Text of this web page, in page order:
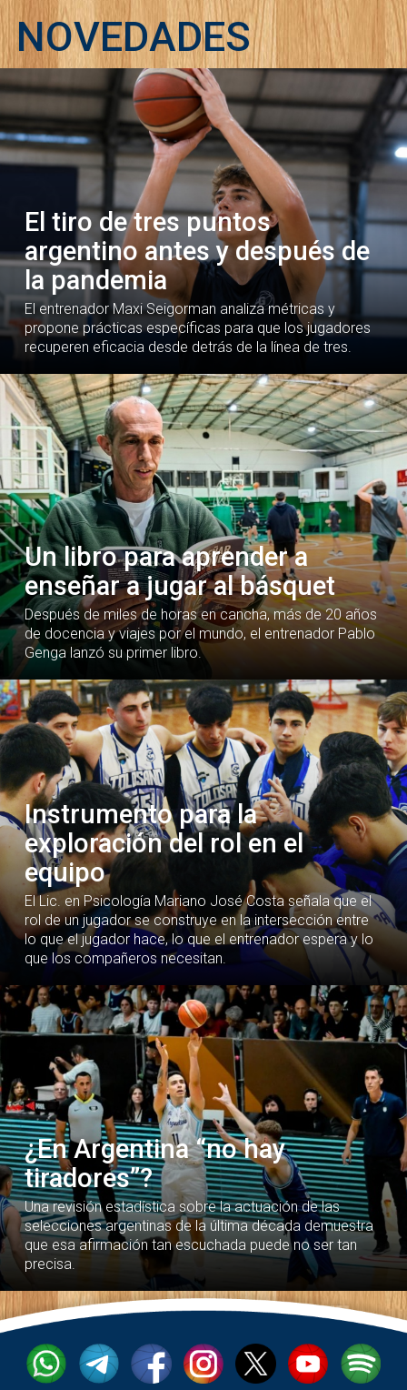
NOVEDADES
El tiro de tres puntos
argentino antes y después de
la pandemia
El entrenador Maxi Seigorman analiza métricas y
propone prácticas específicas para que los jugadores
recuperen eficacia desde detrás de la línea de tres.
Un libro para aprender a
enseñar a jugar al básquet
Después de miles de horas en cancha, más de 20 años
de docencia y viajes por el mundo, el entrenador Pablo
Genga lanzó su primer libro.
Instrumento para la
exploración del rol en el
equipo
El Lic. en Psicología Mariano José Costa señala que el
rol de un jugador se construye en la intersección entre
lo que el jugador hace, lo que el entrenador espera y lo
que los compañeros necesitan.
¿En Argentina “no hay
tiradores”?
Una revisión estadística sobre la actuación de las
selecciones argentinas de la última década demuestra
que esa afirmación tan escuchada puede no ser tan
precisa.